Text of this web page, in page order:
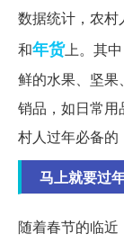
数据统计，农
和年货上。其
鲜的水果、坚
销品，如日常
村人过年必备的
马上就要过
随着春节的临近